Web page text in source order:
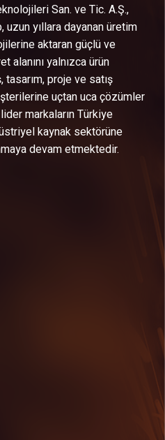
San. ve Tic. A.Ş.,
uzun yıllara dayanan üretim
aktaran güçlü ve
yalnızca ürün
tasarım, proje ve satış
uçtan uca çözümler
markaların Türkiye
kaynak sektörüne
devam etmektedir.